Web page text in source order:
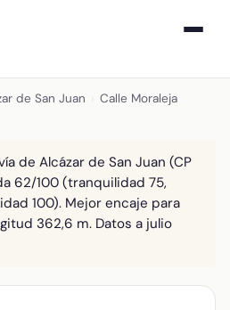
de San Juan Calle Moraleja
de Alcázar de San Juan (CP
62/100 (tranquilidad 75,
100). Mejor encaje para
362,6 m. Datos a julio